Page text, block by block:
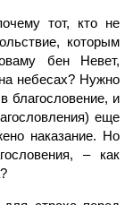
тот, кто не
которым
бен Невет,
небесах? Нужно
благословение, и
еще
наказание. Но
– как